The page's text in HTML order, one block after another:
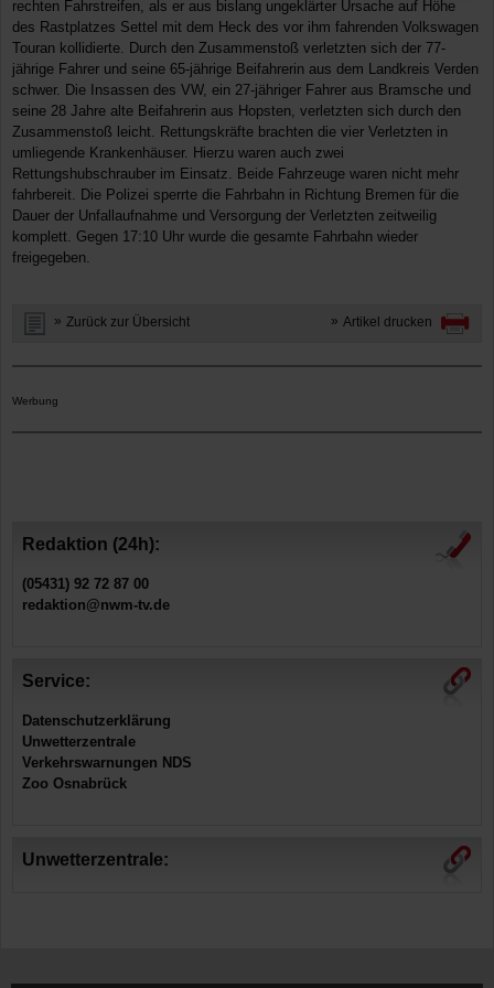
rechten Fahrstreifen, als er aus bislang ungeklärter Ursache auf Höhe
des Rastplatzes Settel mit dem Heck des vor ihm fahrenden Volkswagen
Touran kollidierte. Durch den Zusammenstoß verletzten sich der 77-
jährige Fahrer und seine 65-jährige Beifahrerin aus dem Landkreis Verden
schwer. Die Insassen des VW, ein 27-jähriger Fahrer aus Bramsche und
seine 28 Jahre alte Beifahrerin aus Hopsten, verletzten sich durch den
Zusammenstoß leicht. Rettungskräfte brachten die vier Verletzten in
umliegende Krankenhäuser. Hierzu waren auch zwei
Rettungshubschrauber im Einsatz. Beide Fahrzeuge waren nicht mehr
fahrbereit. Die Polizei sperrte die Fahrbahn in Richtung Bremen für die
Dauer der Unfallaufnahme und Versorgung der Verletzten zeitweilig
komplett. Gegen 17:10 Uhr wurde die gesamte Fahrbahn wieder
freigegeben.
Zurück zur Übersicht Artikel drucken
Werbung
Redaktion (24h):
(05431) 92 72 87 00
redaktion@nwm-tv.de
Service:
Datenschutzerklärung
Unwetterzentrale
Verkehrswarnungen NDS
Zoo Osnabrück
Unwetterzentrale: